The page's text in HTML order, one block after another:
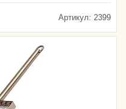
Артикул: 2399